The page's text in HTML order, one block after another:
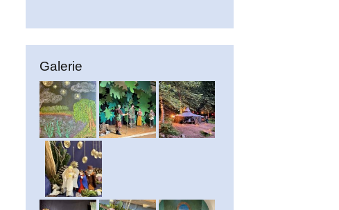
Galerie